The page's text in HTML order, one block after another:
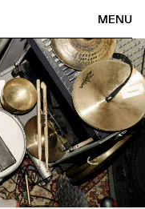
MENU